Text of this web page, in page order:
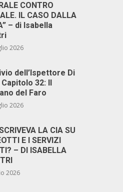
CONTRO
IL CASO DALLA
– di Isabella
2026
dell’Ispettore Di
Capitolo 32: Il
del Faro
2026
LA CIA SU
E I SERVIZI
– DI ISABELLA
2026